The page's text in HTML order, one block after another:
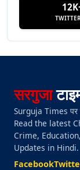
सरगुजा
Surguja Times पर
Read the latest
Crime,
Updates in Hindi.
Facebook